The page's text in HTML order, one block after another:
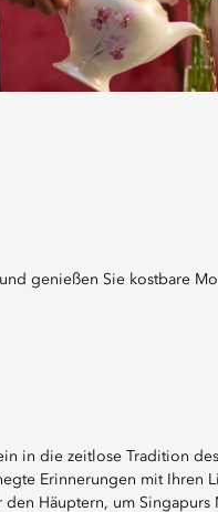
genießen Sie kostbare
in die zeitlose Tradition
Erinnerungen mit Ihren
Häuptern, um